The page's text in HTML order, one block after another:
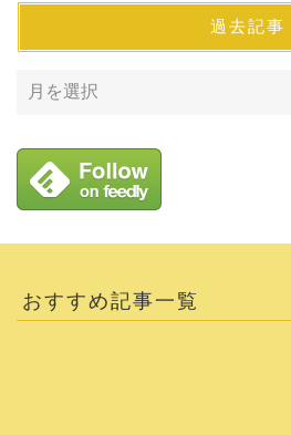
過去記事
おすすめ記事一覧